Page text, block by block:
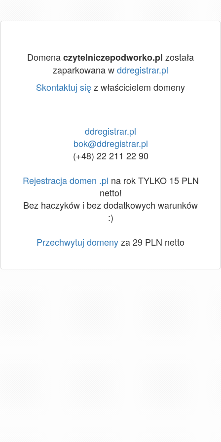
Domenaczytelniczepodworko.pl została
zaparkowana wddregistrar.pl
Skontaktuj sięz właścicielem domeny
ddregistrar.pl
bok@ddregistrar.pl
(+48) 22 211 22 90
Rejestracja domen .pl na rok TYLKO 15 PLN
netto!
Bez haczyków i bez dodatkowych warunków
:)
Przechwytuj domenyza 29 PLN netto